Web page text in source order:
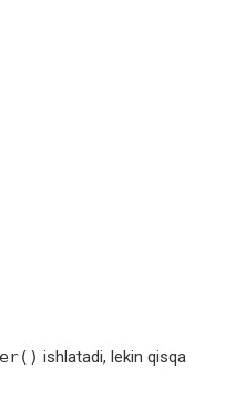
ishlatadi, lekin qisqa